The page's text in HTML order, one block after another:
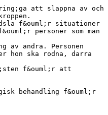
att slappna av och
f&ouml;r situationer
personer som man
av andra. Personen
hon ska rodna, darra
f&ouml;r att
behandling f&ouml;r